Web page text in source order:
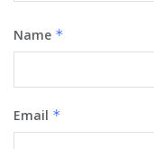
Name *
Email *